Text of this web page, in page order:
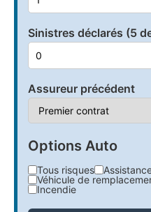
Sinistres déclarés (5
Assureur précédent
Options Auto
Tous risques
Véhicule de
Incendie